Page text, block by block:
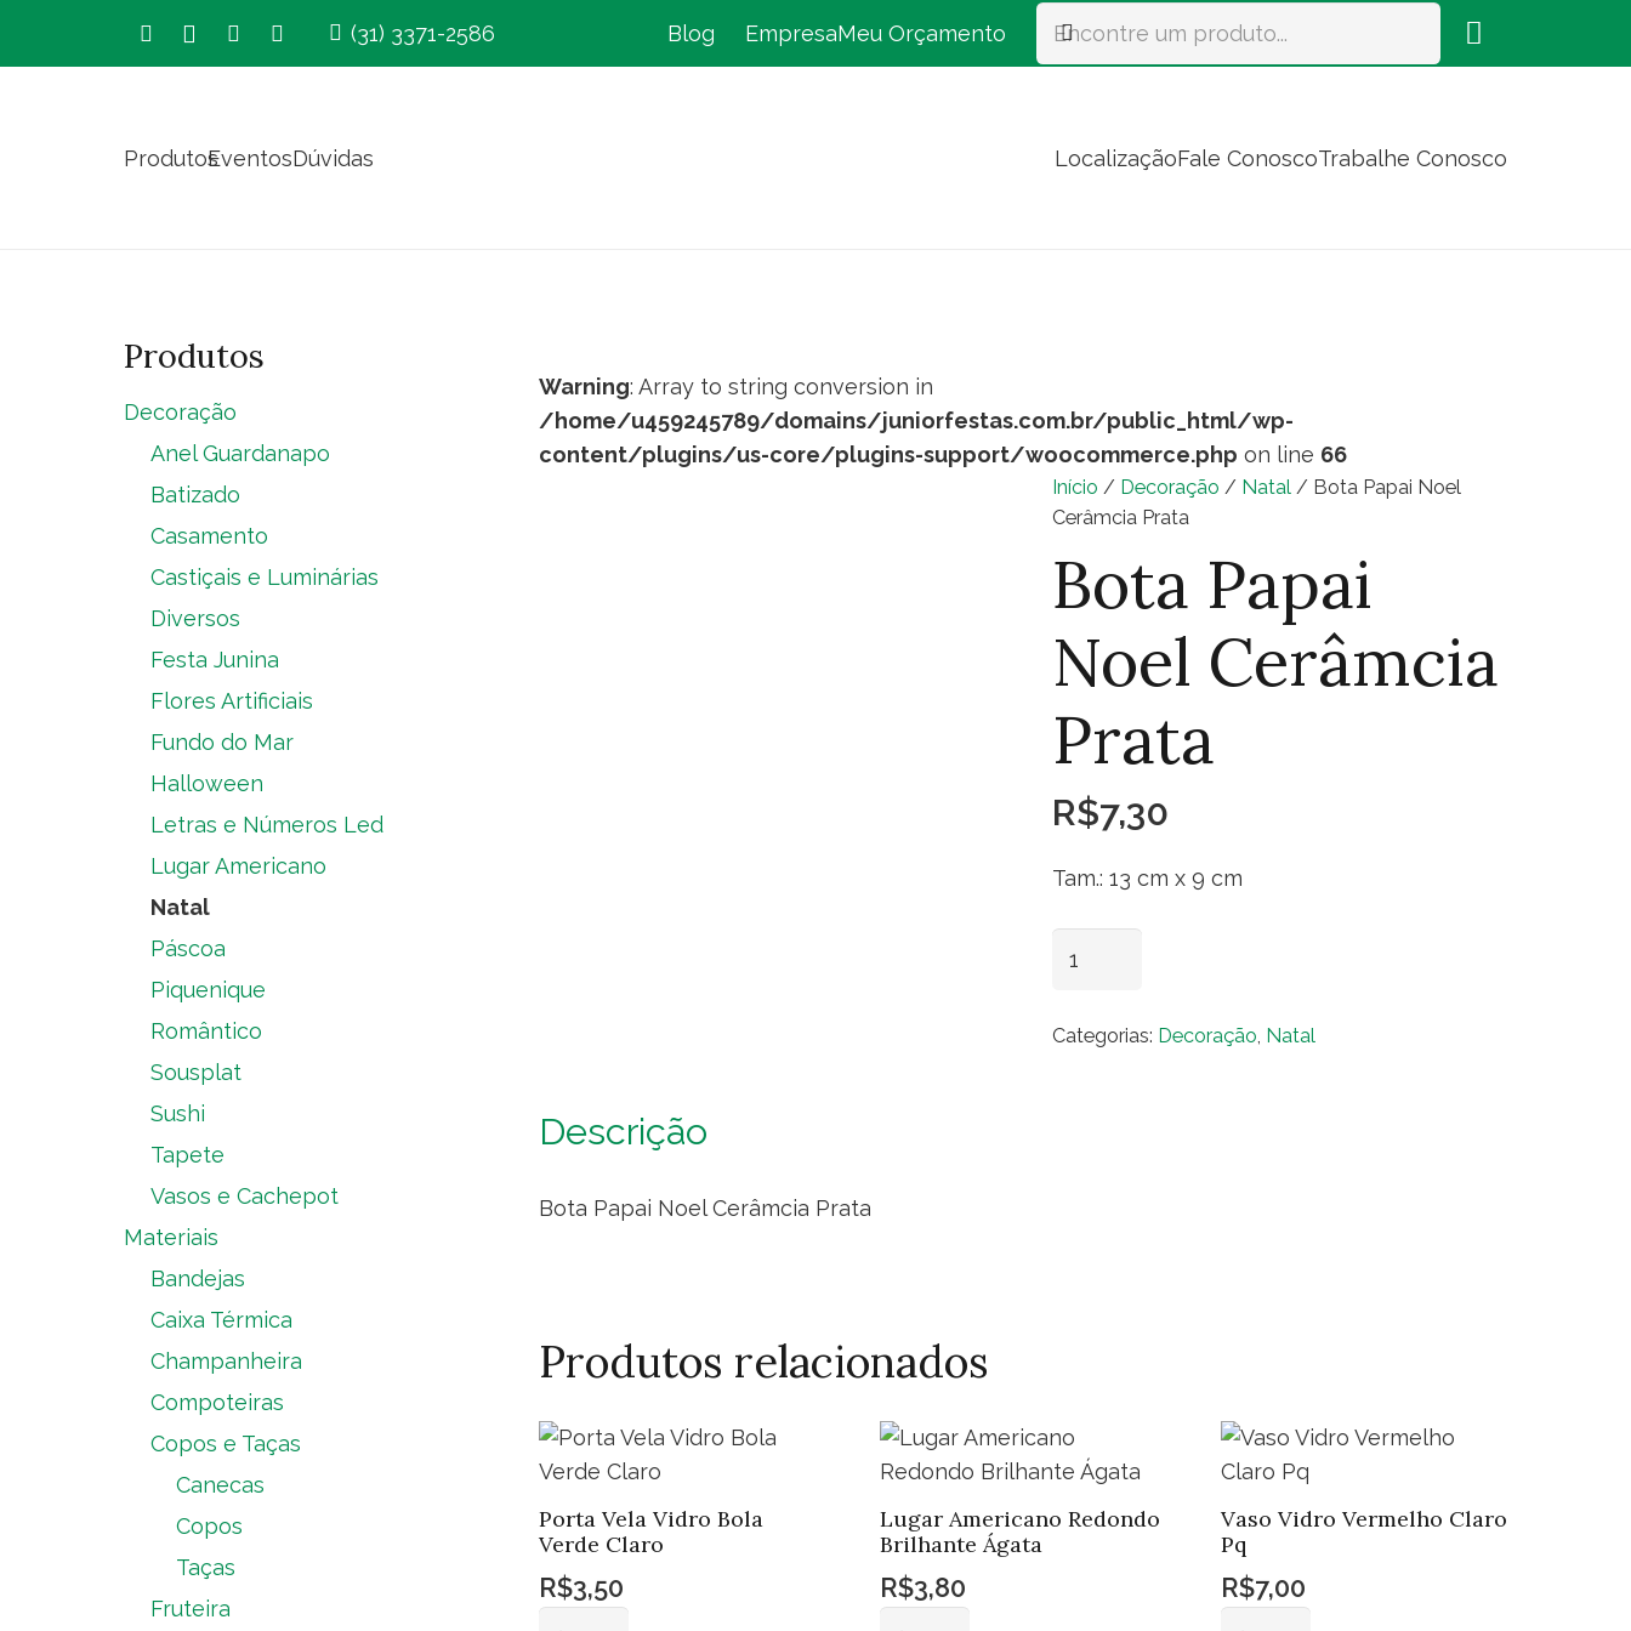
(31) 3371-2586 Blog EmpresaMeu Orçamento
ProdutosEventosDúvidas LocalizaçãoFale ConoscoTrabalhe Conosco
Warning: Array to string conversion in
/home/u459245789/domains/juniorfestas.com.br/public_html/wp-
content/plugins/us-core/plugins-support/woocommerce.php on line 66
Início / Decoração / Natal/ Bota Papai Noel
Cerâmcia Prata
Bota Papai
Noel Cerâmcia
Prata
R$7,30
Tam.: 13 cm x 9 cm
Cerâmcia
Categorias: Decoração Natal
Descrição
Bota Papai Noel Cerâmcia Prata
Produtos relacionados
Porta Vela Vidro Bola
Verde Claro
R$3,50
Lugar Americano Redondo
Brilhante Ágata
R$3,80
Vaso Vidro Vermelho Claro
Pq
R$7,00
Produtos
Decoração
Anel Guardanapo
Batizado
Casamento
Castiçais e Luminárias
Diversos
Festa Junina
Flores Artificiais
Fundo do Mar
Halloween
Letras e Números Led
Lugar Americano
Natal
Páscoa
Piquenique
Romântico
Sousplat
Sushi
Tapete
Vasos e Cachepot
Materiais
Bandejas
Caixa Térmica
Champanheira
Compoteiras
Copos e Taças
Canecas
Copos
Taças
Fruteira